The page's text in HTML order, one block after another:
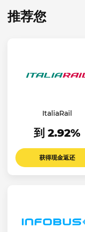
推荐您
ItaliaRail
到 2.92%
获得现金返还